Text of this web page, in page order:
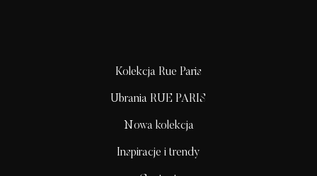
Kolekcja Rue Paris
Ubrania RUE PARIS
Nowa kolekcja
Inspiracje i trendy